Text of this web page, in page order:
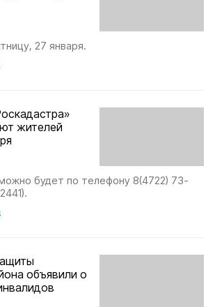
27 января.
жителей
будет по телефону 8(4722) 73-
объявили о